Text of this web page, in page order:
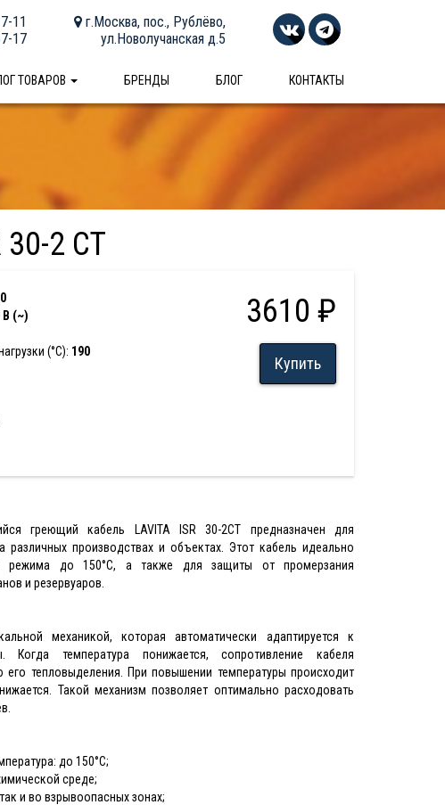
11
17
г.Москва, пос., Рублёво,
ул.Новолучанская д.5
ТОВАРОВ БРЕНДЫ БЛОГ КОНТАКТЫ
2 CT
В (~)
(°С): 190
3610 ₽
Купить
греющий кабель LAVITA ISR 30-2CT предназначен для
различных производствах и объектах. Этот кабель идеально
режима до 150°С, а также для защиты от промерзания
и резервуаров.
механикой, которая автоматически адаптируется к
Когда температура понижается, сопротивление кабеля
тепловыделения. При повышении температуры происходит
Такой механизм позволяет оптимально расходовать
до 150°С;
среде;
и во взрывоопасных зонах;